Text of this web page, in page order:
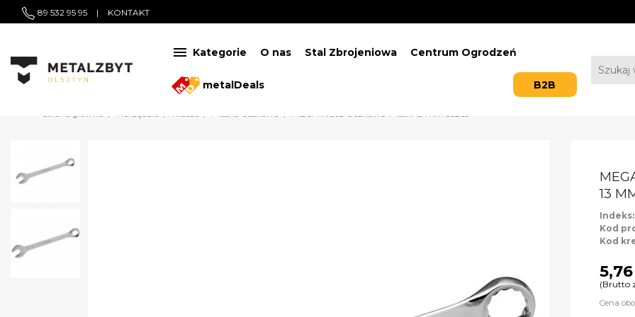
89 532 95 95 | KONTAKT
 Kategorie O nas Stal Zbrojeniowa Centrum Ogrodzeń
metalDeals B2B
13
Indeks:
Kod
Kod
5,76
(Brutto
Cena